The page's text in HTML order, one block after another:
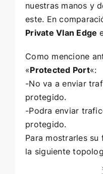
nuestras manos y
este. En
Private Vlan Edge
Como mencione
«Protected Port«:
-No va a enviar
protegido.
-Podra enviar
protegido.
Para mostrarles
la siguiente